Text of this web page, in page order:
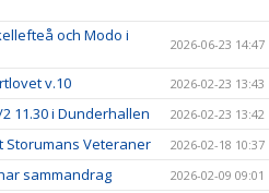
och Modo i
2026-06-23 14:47
v.10 2026-02-23 13:43
11.30 i Dunderhallen 2026-02-23 13:42
Storumans Veteraner 2026-02-18 10:37
sammandrag 2026-02-09 09:01